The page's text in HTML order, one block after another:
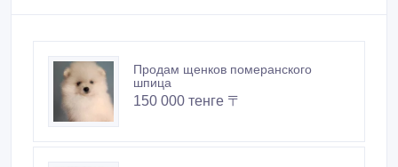
Продам щенков померанского
шпица
150 000 тенге 〒